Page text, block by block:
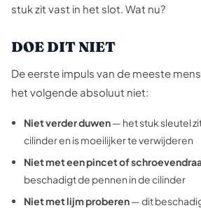
stuk zit vast in het slot. Wat nu?
DOE DIT NIET
De eerste impuls van de meeste
het volgende absoluut niet:
Niet verder duwen— het stuk sleutel
cilinder en is moeilijker te verwijderen
Niet met een pincet of
beschadigt de pennen in de cilinder
Niet met lijm proberen— dit